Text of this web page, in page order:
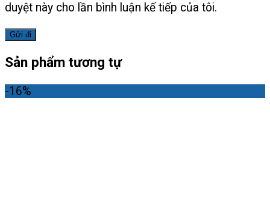
duyệt này cho lần bình luận kế tiếp của tôi.
Sản phẩm tương tự
-16%